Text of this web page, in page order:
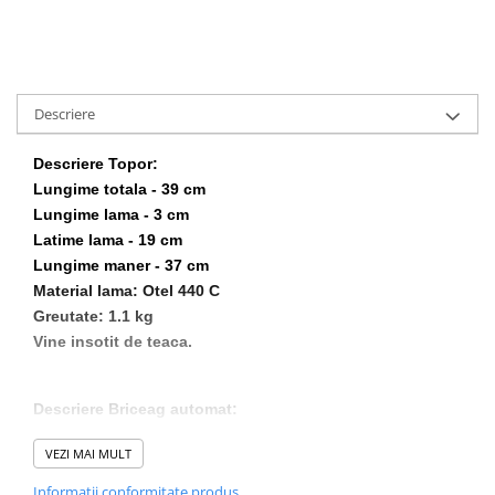
Descriere
Descriere Topor:
Lungime totala - 39 cm
Lungime lama - 3 cm
Latime lama - 19 cm
Lungime maner - 37 cm
Material lama: Otel 440 C
Greutate: 1.1 kg
Vine insotit de teaca.
Descriere Briceag automat:
Lungime totala: 33 cm;
Lungime lama: 15 cm;
Lungime maner: 18 cm;
VEZI MAI MULT